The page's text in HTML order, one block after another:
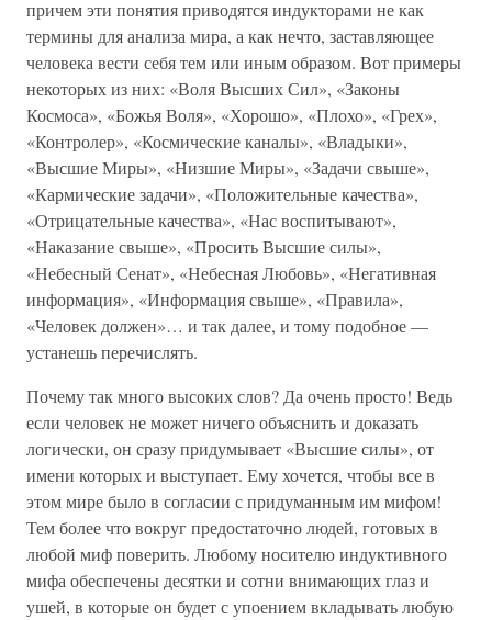
причем эти понятия приводятся индукторами не как
термины для анализа мира, а как нечто, заставляющее
человека вести себя тем или иным образом. Вот примеры
некоторых из них: «Воля Высших Сил», «Законы
Космоса», «Божья Воля», «Хорошо», «Плохо», «Грех»,
«Контролер», «Космические каналы», «Владыки»,
«Высшие Миры», «Низшие Миры», «Задачи свыше»,
«Кармические задачи», «Положительные качества»,
«Отрицательные качества», «Нас воспитывают»,
«Наказание свыше», «Просить Высшие силы»,
«Небесный Сенат», «Небесная Любовь», «Негативная
информация», «Информация свыше», «Правила»,
«Человек должен»… и так далее, и тому подобное —
устанешь перечислять.
Почему так много высоких слов? Да очень просто! Ведь
если человек не может ничего объяснить и доказать
логически, он сразу придумывает «Высшие силы», от
имени которых и выступает. Ему хочется, чтобы все в
этом мире было в согласии с придуманным им мифом!
Тем более что вокруг предостаточно людей, готовых в
любой миф поверить. Любому носителю индуктивного
мифа обеспечены десятки и сотни внимающих глаз и
ушей, в которые он будет с упоением вкладывать любую